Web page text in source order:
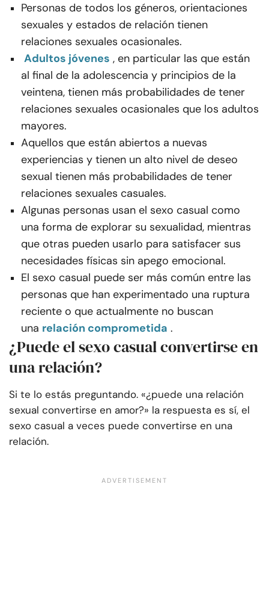
Personas de todos los géneros, orientaciones
sexuales y estados de relación tienen
relaciones sexuales ocasionales.
Adultos jóvenes , en particular las que están
al final de la adolescencia y principios de la
veintena, tienen más probabilidades de tener
relaciones sexuales ocasionales que los adultos
mayores.
Aquellos que están abiertos a nuevas
experiencias y tienen un alto nivel de deseo
sexual tienen más probabilidades de tener
relaciones sexuales casuales.
Algunas personas usan el sexo casual como
una forma de explorar su sexualidad, mientras
que otras pueden usarlo para satisfacer sus
necesidades físicas sin apego emocional.
El sexo casual puede ser más común entre las
personas que han experimentado una ruptura
reciente o que actualmente no buscan
una relación comprometida .
¿Puede el sexo casual convertirse en
una relación?
Si te lo estás preguntando. «¿puede una relación
sexual convertirse en amor?» la respuesta es sí, el
sexo casual a veces puede convertirse en una
relación.